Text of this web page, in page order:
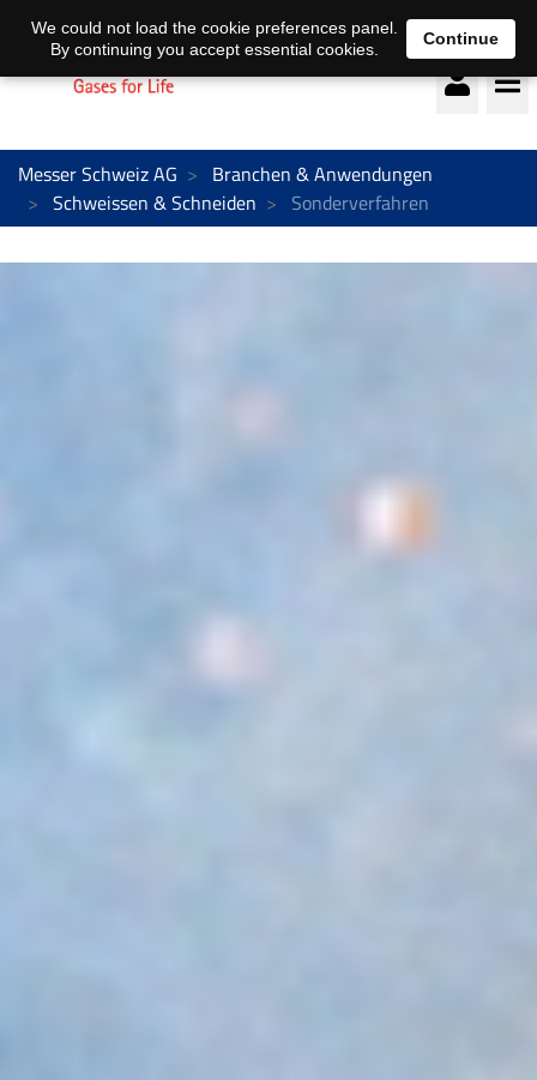
Deutsch français
Messer Schweiz AG
Branchen & Anwendungen
Schweissen & Schneiden
Sonderverfahren
We could not load the cookie preferences panel.
By continuing you accept essential cookies.
Continue